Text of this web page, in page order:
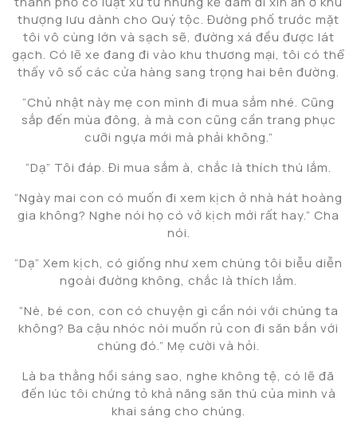
thượng lưu dành cho Quý tộc. Đường phố trước mặt
tôi vô cùng lớn và sạch sẽ, đường xá đều được lát
gạch. Có lẽ xe đang đi vào khu thương mại, tôi có thể
thấy vô số các cửa hàng sang trọng hai bên đường.
“Chủ nhật này mẹ con mình đi mua sắm nhé. Cũng
sắp đến mùa đông, à mà con cũng cần trang phục
cưỡi ngựa mới mà phải không.”
“Dạ” Tôi đáp. Đi mua sắm à, chắc là thích thú lắm.
“Ngày mai con có muốn đi xem kịch ở nhà hát hoàng
gia không? Nghe nói họ có vở kịch mới rất hay.” Cha
nói.
“Dạ” Xem kịch, có giống như xem chúng tôi biễu diễn
ngoài đường không, chắc là thích lắm.
“Nè, bé con, con có chuyện gì cần nói với chúng ta
không? Ba cậu nhóc nói muốn rủ con đi săn bắn với
chúng đó.” Mẹ cười và hỏi.
Là ba thằng hồi sáng sao, nghe không tệ, có lẽ đã
đến lúc tôi chứng tỏ khả năng săn thú của mình và
khai sáng cho chúng.